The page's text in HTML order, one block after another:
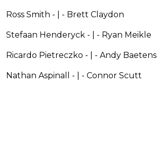
Ross Smith - | - Brett Claydon
Stefaan Henderyck - | - Ryan Meikle
Ricardo Pietreczko - | - Andy Baetens
Nathan Aspinall - | - Connor Scutt